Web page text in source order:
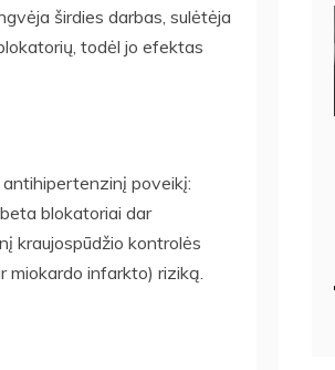
širdies darbas, sulėtėja
todėl jo efektas
poveikį:
blokatoriai dar
kraujospūdžio kontrolės
miokardo infarkto) riziką.